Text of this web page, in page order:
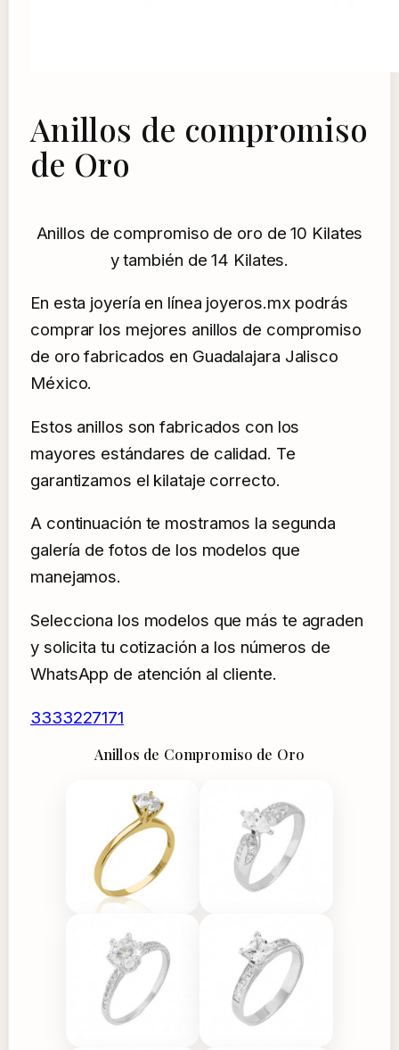
Anillos de compromiso
de Oro
Anillos de compromiso de oro de 10 Kilates
y también de 14 Kilates.
En esta joyería en línea joyeros.mx podrás
comprar los mejores anillos de compromiso
de oro fabricados en Guadalajara Jalisco
México.
Estos anillos son fabricados con los
mayores estándares de calidad. Te
garantizamos el kilataje correcto.
A continuación te mostramos la segunda
galería de fotos de los modelos que
manejamos.
Selecciona los modelos que más te agraden
y solicita tu cotización a los números de
WhatsApp de atención al cliente.
3333227171
Anillos de Compromiso de Oro